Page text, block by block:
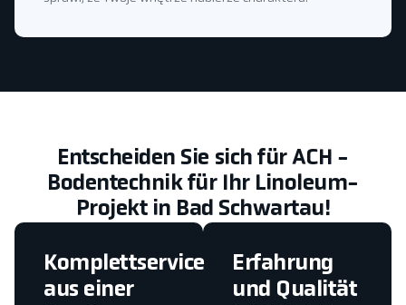
Entscheiden Sie sich für ACH -
Bodentechnik für Ihr Linoleum-
Projekt in Bad Schwartau!
Erfahrung
und Qualität
Komplettservice
aus einer